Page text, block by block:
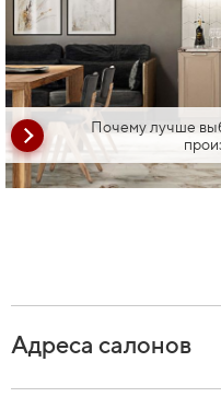
Почему лучше
Адреса салонов